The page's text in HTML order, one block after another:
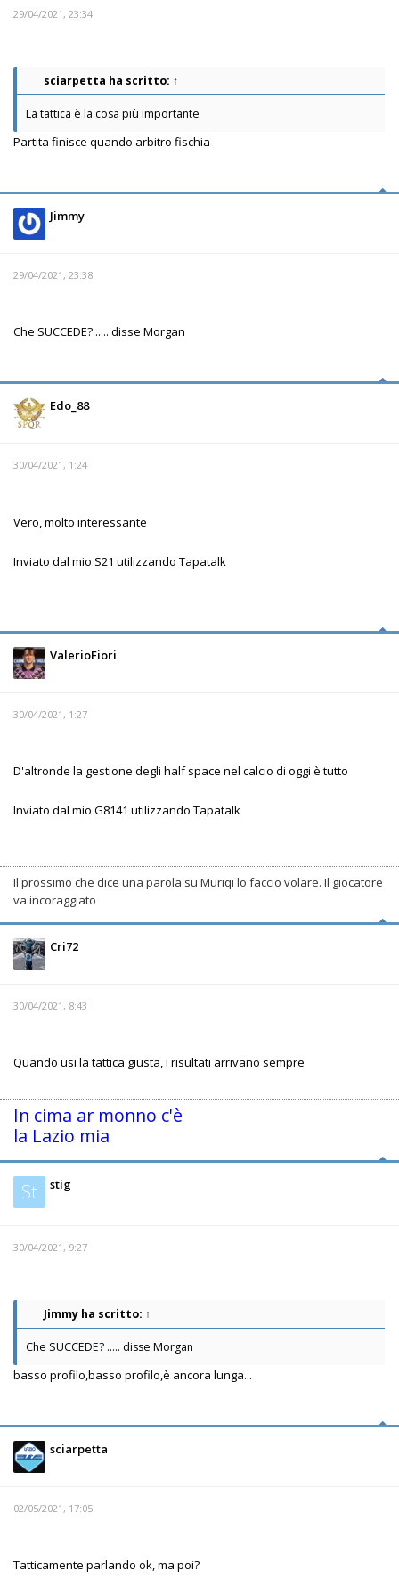
29/04/2021, 23:34
sciarpetta ha scritto: ↑
La tattica è la cosa più importante
Partita finisce quando arbitro fischia
Jimmy
29/04/2021, 23:38
Che SUCCEDE? ..... disse Morgan
Edo_88
30/04/2021, 1:24
Vero, molto interessante
Inviato dal mio S21 utilizzando Tapatalk
ValerioFiori
30/04/2021, 1:27
D'altronde la gestione degli half space nel calcio di oggi è tutto
Inviato dal mio G8141 utilizzando Tapatalk
Il prossimo che dice una parola su Muriqi lo faccio volare. Il giocatore
va incoraggiato
Cri72
30/04/2021, 8:43
Quando usi la tattica giusta, i risultati arrivano sempre
In cima ar monno c'è
la Lazio mia
St stig
30/04/2021, 9:27
Jimmy ha scritto: ↑
Che SUCCEDE? ..... disse Morgan
basso profilo,basso profilo,è ancora lunga...
sciarpetta
02/05/2021, 17:05
Tatticamente parlando ok, ma poi?